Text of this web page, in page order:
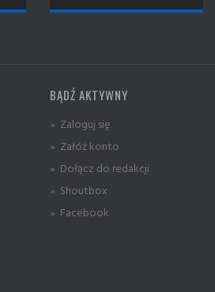
BĄDŹ AKTYWNY
» Zaloguj się
» Załóż konto
» Dołącz do redakcji
» Shoutbox
» Facebook